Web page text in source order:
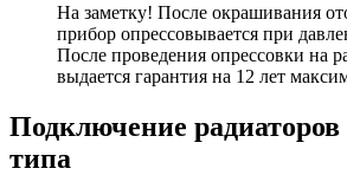
На заметку! После окрашивания
прибор опрессовывается при
После проведения опрессовки на
выдается гарантия на 12 лет
Подключение радиаторов
типа